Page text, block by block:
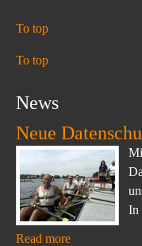
To top
To top
News
Neue
In
Read more